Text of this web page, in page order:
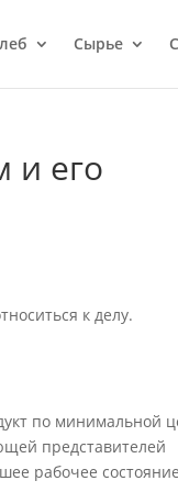
Сырье
и его
к делу.
по минимальной
представителей
рабочее